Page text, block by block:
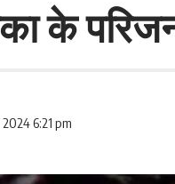
के
6:21 pm